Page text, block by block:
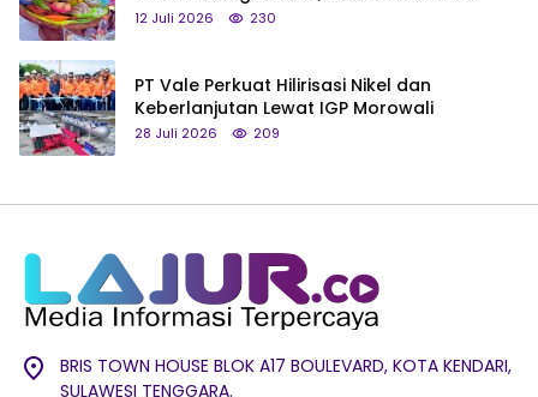
hingga Tumpeng Beras Muna
12 Juli 2026 230
PT Vale Perkuat Hilirisasi Nikel dan
Keberlanjutan Lewat IGP Morowali
28 Juli 2026 209
BRIS TOWN HOUSE BLOK A17 BOULEVARD, KOTA KENDARI,
SULAWESI TENGGARA.